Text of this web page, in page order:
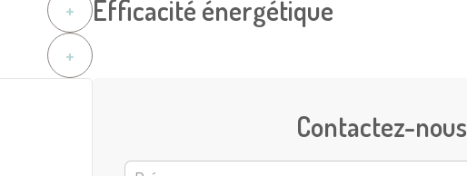
+ Efficacité énergétique
+
Contactez-nous